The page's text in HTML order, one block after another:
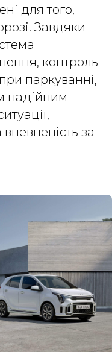
для того,
Завдяки
контроль
паркуванні,
надійним
за